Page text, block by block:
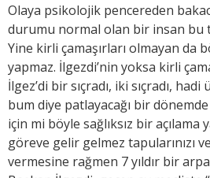
Olaya psikolojik pencereden
durumu normal olan bir insan bu
Yine kirli çamaşırları olmayan da
yapmaz. İlgezdi’nin yoksa kirli
İlgez’di bir sıçradı, iki sıçradı, hadi
bum diye patlayacağı bir
için mi böyle sağlıksız bir açılama
göreve gelir gelmez tapularınızı
vermesine rağmen 7 yıldır bir